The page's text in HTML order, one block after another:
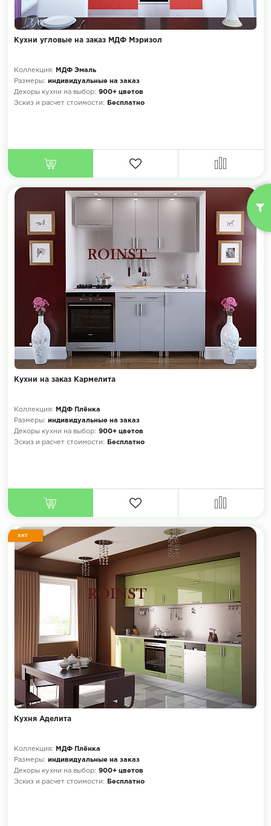
Кухни угловые на заказ МДФ Мэризол
Коллекция:
МДФ Эмаль
Размеры: индивидуальные на заказ
Декоры кухни на выбор: 900+ цветов
Эскиз и расчет стоимости:
Бесплатно
Кухни на заказ Кармелита
Коллекция:
МДФ Плёнка
Размеры: индивидуальные на заказ
Декоры кухни на выбор: 900+ цветов
Эскиз и расчет стоимости:
Бесплатно
ХИТ
Кухня Аделита
Коллекция:
МДФ Плёнка
Размеры: индивидуальные на заказ
Декоры кухни на выбор: 900+ цветов
Эскиз и расчет стоимости:
Бесплатно